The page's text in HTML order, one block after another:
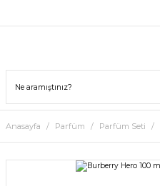
Anasayfa Parfüm Parfüm Seti